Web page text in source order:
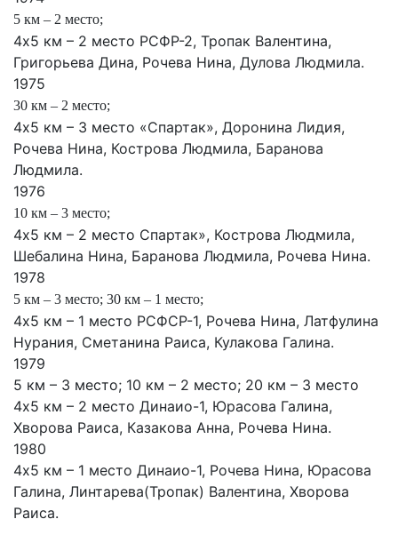
5 км – 2 место;
4х5 км – 2 место РСФР-2, Тропак Валентина,
Григорьева Дина, Рочева Нина, Дулова Людмила.
1975
30 км – 2 место;
4х5 км – 3 место «Спартак», Доронина Лидия,
Рочева Нина, Кострова Людмила, Баранова
Людмила.
1976
10 км – 3 место;
4х5 км – 2 место Спартак», Кострова Людмила,
Шебалина Нина, Баранова Людмила, Рочева Нина.
1978
5 км – 3 место; 30 км – 1 место;
4х5 км – 1 место РСФСР-1, Рочева Нина, Латфулина
Нурания, Сметанина Раиса, Кулакова Галина.
1979
5 км – 3 место; 10 км – 2 место; 20 км – 3 место
4х5 км – 2 место Динаио-1, Юрасова Галина,
Хворова Раиса, Казакова Анна, Рочева Нина.
1980
4х5 км – 1 место Динаио-1, Рочева Нина, Юрасова
Галина, Линтарева(Тропак) Валентина, Хворова
Раиса.